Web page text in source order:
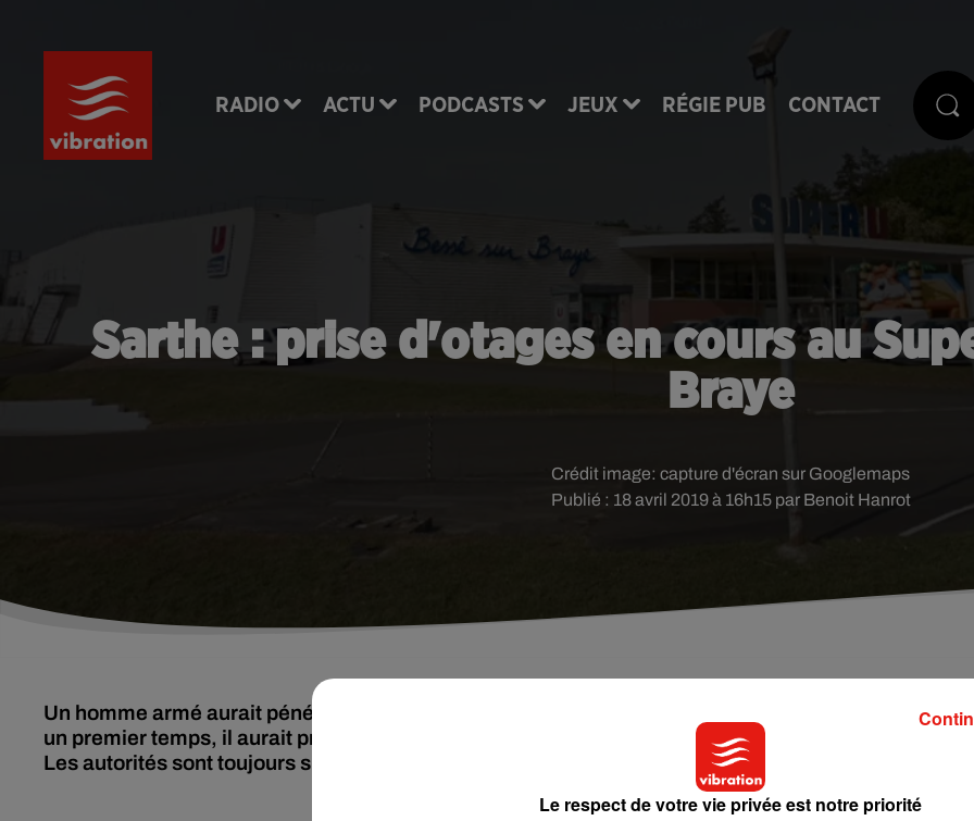
RADIO ACTU PODCASTS JEUX RÉGIE PUB CONTACT
Sarthe : prise d'otages en cours au
Braye
Publié : 18 avril 2019 à 16h15 par Benoit Hanrot
Crédit image: capture d'écran sur Googlemaps
Un homme armé aurait pénétré en milieu d'après-midi au sein d'un supermarché de la Sarthe.
un premier temps, il aurait pris en otage plusieurs clients avant de les libérer dans un second
Les autorités sont toujours sur place.
Le respect de votre vie privée est notre priorité